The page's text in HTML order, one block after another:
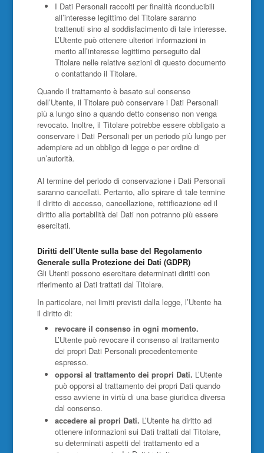
I Dati Personali raccolti per finalità riconducibili
all’interesse legittimo del Titolare saranno
trattenuti sino al soddisfacimento di tale interesse.
L’Utente può ottenere ulteriori informazioni in
merito all’interesse legittimo perseguito dal
Titolare nelle relative sezioni di questo documento
o contattando il Titolare.
Quando il trattamento è basato sul consenso
dell’Utente, il Titolare può conservare i Dati Personali
più a lungo sino a quando detto consenso non venga
revocato. Inoltre, il Titolare potrebbe essere obbligato a
conservare i Dati Personali per un periodo più lungo per
adempiere ad un obbligo di legge o per ordine di
un’autorità.
Al termine del periodo di conservazione i Dati Personali
saranno cancellati. Pertanto, allo spirare di tale termine
il diritto di accesso, cancellazione, rettificazione ed il
diritto alla portabilità dei Dati non potranno più essere
esercitati.
Diritti dell’Utente sulla base del Regolamento
Generale sulla Protezione dei Dati (GDPR)
Gli Utenti possono esercitare determinati diritti con
riferimento ai Dati trattati dal Titolare.
In particolare, nei limiti previsti dalla legge, l’Utente ha
il diritto di:
revocare il consenso in ogni momento.
L’Utente può revocare il consenso al trattamento
dei propri Dati Personali precedentemente
espresso.
opporsi al trattamento dei propri Dati. L’Utente
può opporsi al trattamento dei propri Dati quando
esso avviene in virtù di una base giuridica diversa
dal consenso.
accedere ai propri Dati. L’Utente ha diritto ad
ottenere informazioni sui Dati trattati dal Titolare,
su determinati aspetti del trattamento ed a